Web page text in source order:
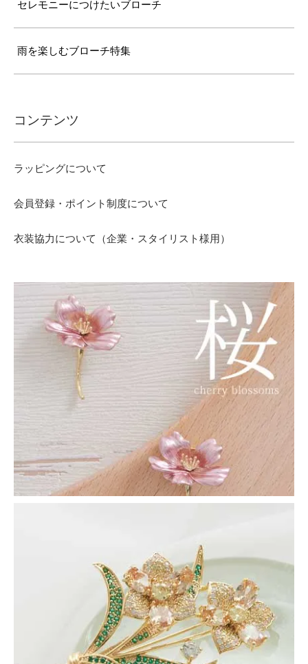
セレモニーにつけたいブローチ
雨を楽しむブローチ特集
コンテンツ
ラッピングについて
会員登録・ポイント制度について
衣装協力について（企業・スタイリスト様用）